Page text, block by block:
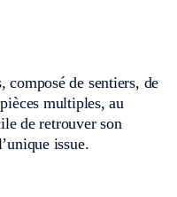
de sentiers, de
multiples, au
de retrouver son
issue.